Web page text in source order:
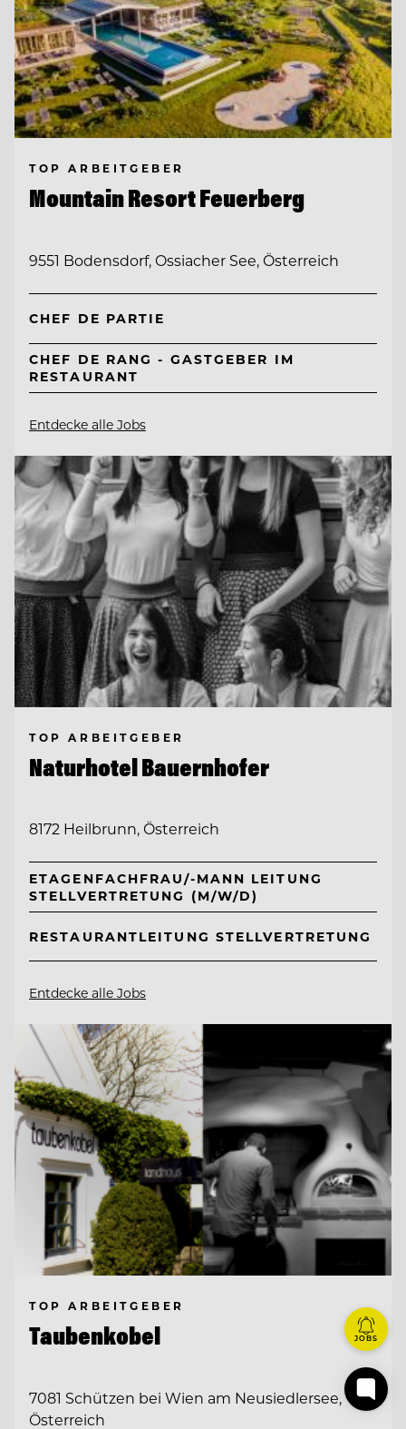
TOP ARBEITGEBER
Mountain Resort Feuerberg
9551 Bodensdorf, Ossiacher See, Österreich
CHEF DE PARTIE
CHEF DE RANG - GASTGEBER IM
RESTAURANT
Entdecke alle Jobs
TOP ARBEITGEBER
Naturhotel Bauernhofer
8172 Heilbrunn, Österreich
ETAGENFACHFRAU/-MANN LEITUNG
STELLVERTRETUNG (M/W/D)
RESTAURANTLEITUNG STELLVERTRETUNG
Entdecke alle Jobs
TOP ARBEITGEBER
Taubenkobel
7081 Schützen bei Wien am Neusiedlersee,
Österreich
JOBS